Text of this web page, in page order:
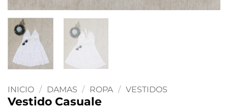
INICIO / DAMAS / ROPA / VESTIDOS
Vestido Casuale